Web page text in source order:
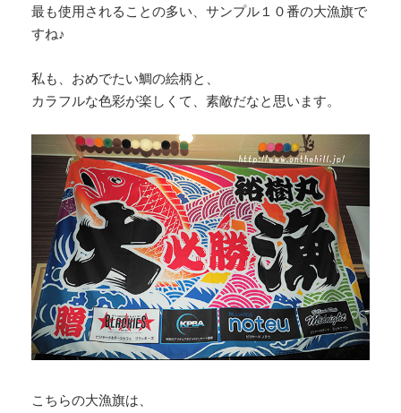
最も使用されることの多い、サンプル１０番の大漁旗で
すね♪
私も、おめでたい鯛の絵柄と、
カラフルな色彩が楽しくて、素敵だなと思います。
こちらの大漁旗は、